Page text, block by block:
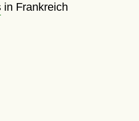
in Frankreich